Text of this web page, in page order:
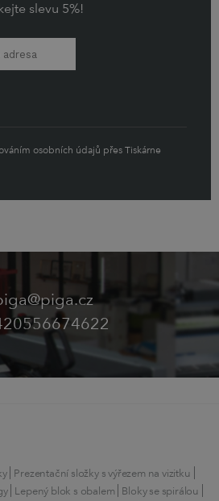
slevu 5%!
osobních údajů přes Tiskárne
Prezentační složky s výřezem na vizitku
Lepený blok s obalem
Bloky se spirálou